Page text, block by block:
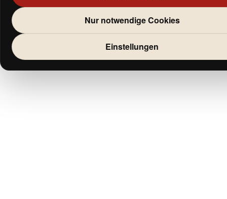
Nur notwendige Cookies
Einstellungen